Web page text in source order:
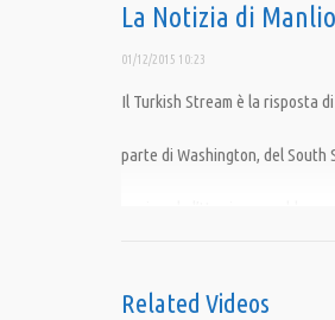
La Notizia di
01/12/2015 10:23
Il Turkish Stream è la risposta
parte di Washington, del South
l’Italia anche in termini di
Related Videos